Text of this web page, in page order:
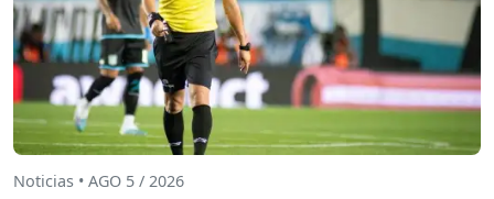
Noticias • AGO 5 / 2026